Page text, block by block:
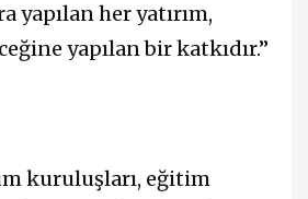
yapılan her yatırım,
yapılan bir katkıdır.”
kuruluşları, eğitim